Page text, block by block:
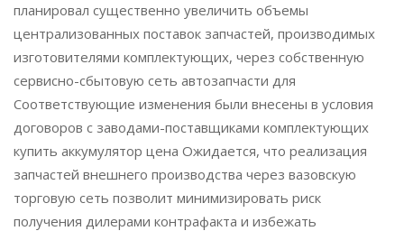
планировал существенно увеличить объемы
централизованных поставок запчастей, производимых
изготовителями комплектующих, через собственную
сервисно-сбытовую сеть автозапчасти для
Соответствующие изменения были внесены в условия
договоров с заводами-поставщиками комплектующих
купить аккумулятор цена Ожидается, что реализация
запчастей внешнего производства через вазовскую
торговую сеть позволит минимизировать риск
получения дилерами контрафакта и избежать